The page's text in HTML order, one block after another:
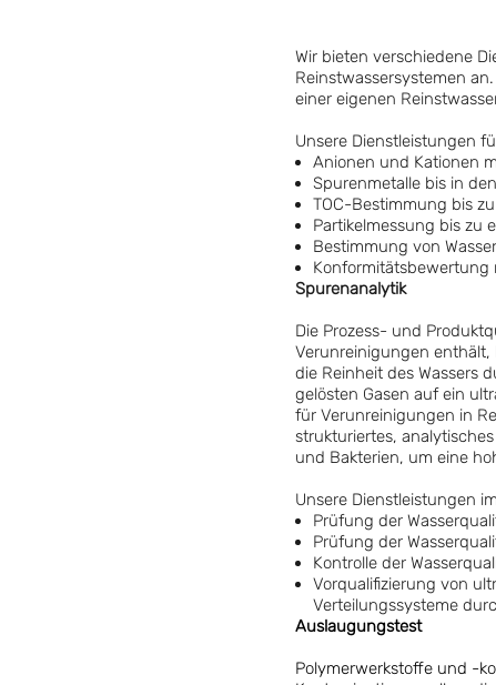
Wir bieten verschiedene
Reinstwassersystemen
einer eigenen
Unsere Dienstleistungen
Anionen und Kationen
Spurenmetalle bis in
TOC-Bestimmung bis
Partikelmessung bis zu
Bestimmung von
Konformitätsbewertung
Spurenanalytik
Die Prozess- und
Verunreinigungen enthält,
die Reinheit des Wassers
gelösten Gasen auf ein
für Verunreinigungen in
strukturiertes,
und Bakterien, um eine
Unsere Dienstleistungen
Prüfung der
Prüfung der
Kontrolle der
Vorqualifizierung von
Verteilungssysteme
Auslaugungstest
Polymerwerkstoffe und -